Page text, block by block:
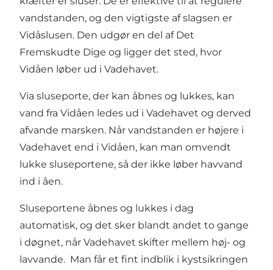
vandstanden, og den vigtigste af slagsen er
Vidåslusen. Den udgør en del af Det
Fremskudte Dige og ligger det sted, hvor
Vidåen løber ud i Vadehavet.
Via sluseporte, der kan åbnes og lukkes, kan
vand fra Vidåen ledes ud i Vadehavet og derved
afvande marsken. Når vandstanden er højere i
Vadehavet end i Vidåen, kan man omvendt
lukke sluseportene, så der ikke løber havvand
ind i åen.
Sluseportene åbnes og lukkes i dag
automatisk, og det sker blandt andet to gange
i døgnet, når Vadehavet skifter mellem høj- og
lavvande. Man får et fint indblik i kystsikringen